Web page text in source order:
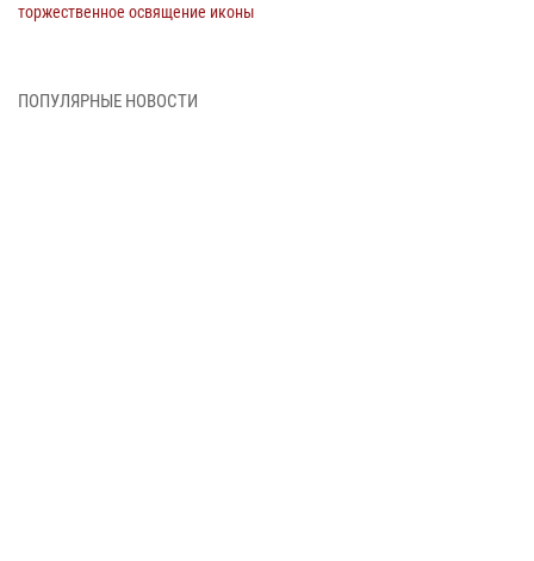
торжественное освящение иконы
Военнослужащие по призыву из Архангельской области приняли
ПОПУЛЯРНЫЕ НОВОСТИ